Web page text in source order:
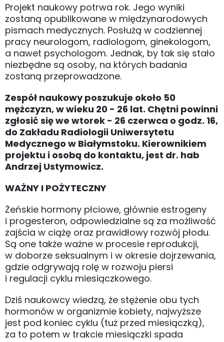
Projekt naukowy potrwa rok. Jego wyniki
zostaną opublikowane w międzynarodowych
pismach medycznych. Posłużą w codziennej
pracy neurologom, radiologom, ginekologom,
a nawet psychologom. Jednak, by tak się stało
niezbędne są osoby, na których badania
zostaną przeprowadzone.
Zespół naukowy poszukuje około 50
mężczyzn, w wieku 20 - 26 lat. Chętni powinni
zgłosić się we wtorek - 26 czerwca o godz. 16,
do Zakładu Radiologii Uniwersytetu
Medycznego w Białymstoku. Kierownikiem
projektu i osobą do kontaktu, jest dr. hab
Andrzej Ustymowicz.
WAŻNY I POŻYTECZNY
Żeńskie hormony płciowe, głównie estrogeny
i progesteron, odpowiedzialne są za możliwość
zajścia w ciążę oraz prawidłowy rozwój płodu.
Są one także ważne w procesie reprodukcji,
w doborze seksualnym i w okresie dojrzewania,
gdzie odgrywają rolę w rozwoju piersi
i regulacji cyklu miesiączkowego.
Dziś naukowcy wiedzą, że stężenie obu tych
hormonów w organizmie kobiety, najwyższe
jest pod koniec cyklu (tuż przed miesiączką),
za to potem w trakcie miesiączki spada